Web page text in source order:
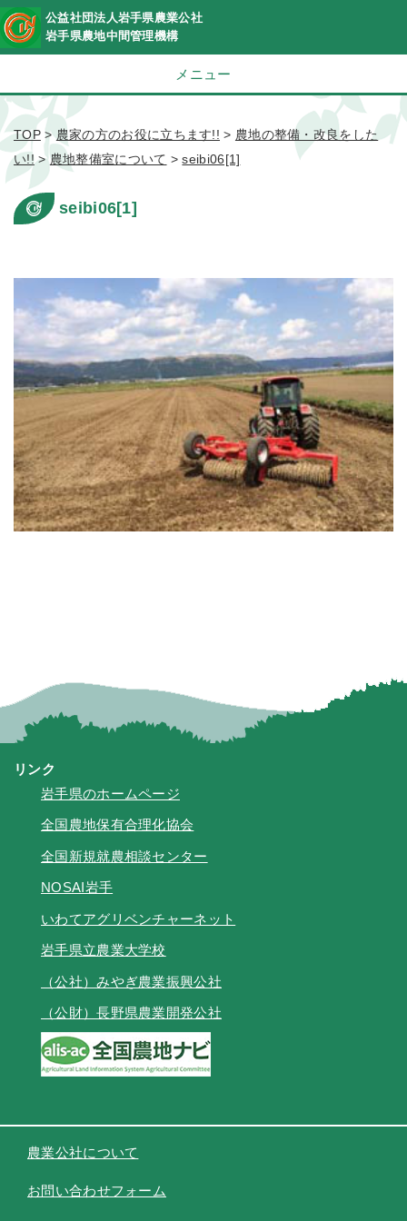
公益社団法人岩手県農業公社
岩手県農地中間管理機構
メニュー
TOP>農家の方のお役に立ちます!! > 農地の整備・改良をした
い!!> 農地整備室について >seibi06[1]
seibi06[1]
リンク
岩手県のホームページ
全国農地保有合理化協会
全国新規就農相談センター
NOSAI岩手
いわてアグリベンチャーネット
岩手県立農業大学校
（公社）みやぎ農業振興公社
（公財）長野県農業開発公社
農業公社について
お問い合わせフォーム